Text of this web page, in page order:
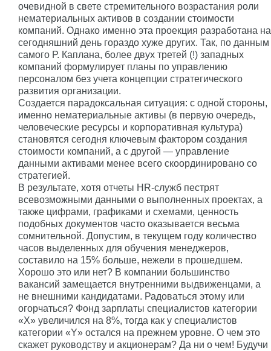
очевидной в свете стремительного возрастания роли
нематериальных активов в создании стоимости
компаний. Однако именно эта проекция разработана на
сегодняшний день гораздо хуже других. Так, по данным
самого Р. Каплана, более двух третей (!) западных
компаний формулирует планы по управлению
персоналом без учета концепции стратегического
развития организации.
Создается парадоксальная ситуация: с одной стороны,
именно нематериальные активы (в первую очередь,
человеческие ресурсы и корпоративная культура)
становятся сегодня ключевым фактором создания
стоимости компаний, а с другой — управление
данными активами менее всего скоординировано со
стратегией.
В результате, хотя отчеты HR-служб пестрят
всевозможными данными о выполненных проектах, а
также цифрами, графиками и схемами, ценность
подобных документов часто оказывается весьма
сомнительной. Допустим, в текущем году количество
часов выделенных для обучения менеджеров,
составило на 15% больше, нежели в прошедшем.
Хорошо это или нет? В компании большинство
вакансий замещается внутренними выдвиженцами, а
не внешними кандидатами. Радоваться этому или
огорчаться? Фонд зарплаты специалистов категории
«Х» увеличился на 8%, тогда как у специалистов
категории «Y» остался на прежнем уровне. О чем это
скажет руководству и акционерам? Да ни о чем! Будучи